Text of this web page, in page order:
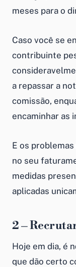
meses para o
Caso você se
contribuinte
a repassar a
comissão,
encaminhar as
E os
no seu
medidas
aplicadas
2 –
Hoje em dia, é
que dão certo